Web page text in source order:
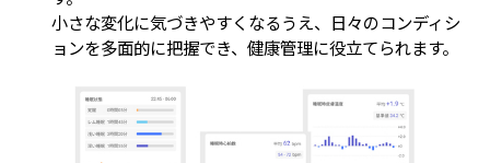
小さな変化に気づきやすくなるうえ、日々のコンディシ
ョンを多面的に把握でき、健康管理に役立てられます。